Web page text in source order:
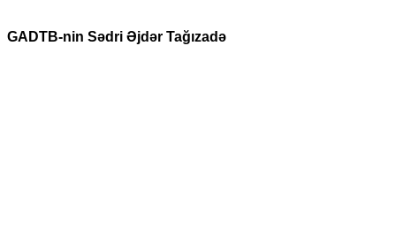
GADTB-nin Sədri Əjdər Tağızadə